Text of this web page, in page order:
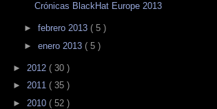
Crónicas BlackHat Europe 2013
► febrero 2013 ( 5 )
► enero 2013 ( 5 )
► 2012 ( 30 )
► 2011 ( 35 )
► 2010 ( 52 )